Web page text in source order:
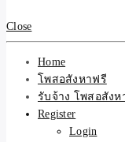
บริการ รั
รับจ้างโ
ขายบ้า
หน้า โด
Close
Home
โพสอสังหาฟรี
รับจ้าง โพสอสังห
Register
Login